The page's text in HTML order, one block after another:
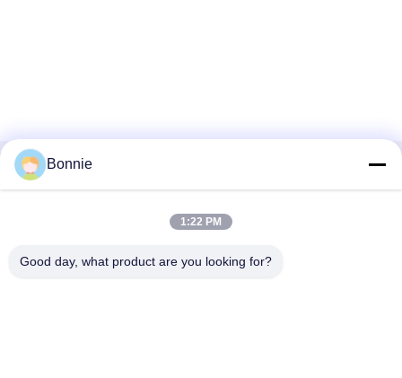
Bonnie
1:22 PM
Good day, what product are you looking for?